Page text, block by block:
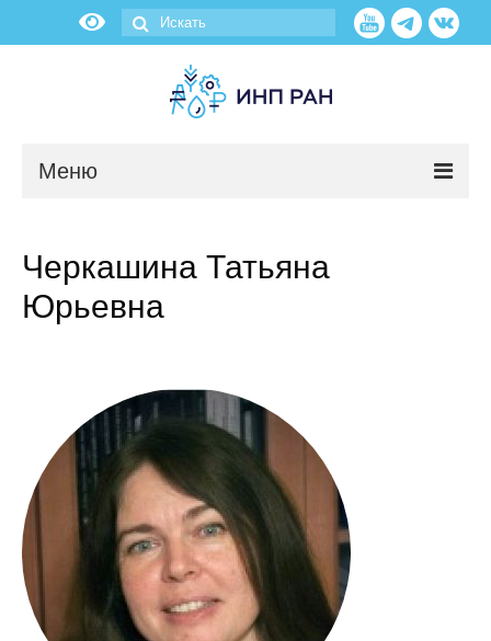
Меню
О нас
Научные подразделения
Администрация
Сотрудники
Отчетность
Противодействие коррупции
Черкашина Татьяна
Юрьевна